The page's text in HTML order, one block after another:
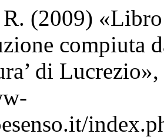
(2009)
compiuta
di Lucrezio»,